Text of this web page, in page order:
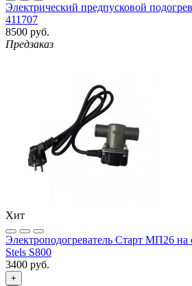
Электрический предпусковой
411707
8500 руб.
Предзаказ
Хит
Электроподогреватель Старт МП26
Stels S800
3400 руб.
+